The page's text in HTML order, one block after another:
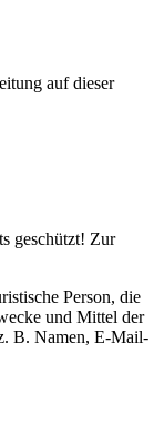
auf dieser
geschützt! Zur
Person, die
und Mittel der
B. Namen, E-Mail-